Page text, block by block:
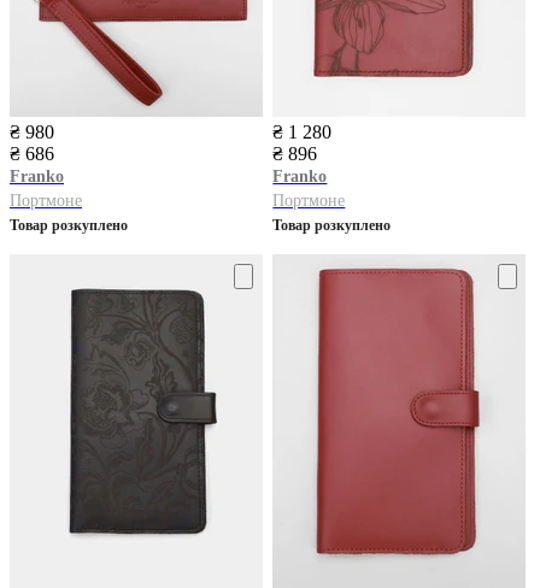
₴ 980
₴ 686
Franko
Портмоне
Товар розкуплено
₴ 1 280
₴ 896
Franko
Портмоне
Товар розкуплено